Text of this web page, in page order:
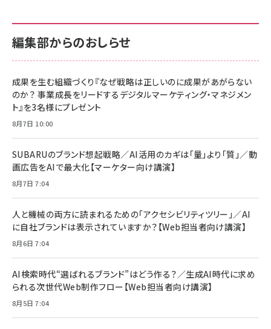
￥880
anan(アンアン)2026/06/24号 No.2500増刊
スペシャルエディション[王道エンタメの矜持／
￥1,100
anan(アンアン)2026/07/08号 No.2502[2026
￥880
ママ投資家が育休中に１億貯めた株式投資
組織の成果を最大化する ルールのデザイン
￥1,980
Amazonランキングをもっと見る
サポート正規品 メーカー保証5年 KLMEA128G
NIMASO ガラスフィルム iPhone 17 用 保護フィ
すい ガイド枠付き いPhone17 (6.3インチ) 対応
2枚セット DSP25F1698
￥1,599
￥6,980
全ワイヤレスイヤホン/アクティブノイズキャンセリ
技術基準適合】ブラック
￥5,990
ケーブル Anker絡まないケーブル 240W 結束バン
ド付き USB PD対応 シリコン素材採用 iPhone
17 / 16 / 15 / Galaxy iPad Pro MacBook
Pro/Air 各種対応 (1.8m ミッドナイトブラック)
￥1,890
サポート正規品 メーカー保証5年 KLMEA128G
Amazon eギフトカード - Amazonロゴ - クラ
￥5,000
Anker PowerLine III Flow USB-C & USB-C
Pro/Air 各種対応 (1.8m ミッドナイトブラック)
￥1,890
サッポロ 生ビール 黒ラベル 350ml 缶 24本 ビー
ル ケース買い【6/30応募〆切! 黒ラベルビヤセラー
￥4,857
編集部からのおしらせ
成果を生む組織づくり『なぜ戦略は正しいのに成果があがらない
のか？ 事業成長をリードするデジタルマーケティング・マネジメン
ト』を3名様にプレゼント
8月7日 10:00
SUBARUのブランド想起戦略／AI活用のカギは「量」より「質」／動
画広告をAIで最大化【マーケター向け講演】
8月7日 7:04
人と機械の両方に読まれるための「アクセシビリティツリー」／AI
に自社ブランドは表示されていますか？【Web担当者向け講演】
8月6日 7:04
AI検索時代“選ばれるブランド”はどう作る？／生成AI時代に求め
られる次世代Web制作フロー【Web担当者向け講演】
8月5日 7:04